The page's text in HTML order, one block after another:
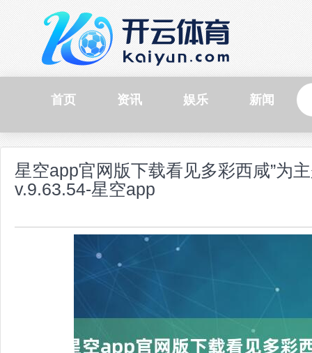
首页 资讯 娱乐 新闻
星空app官网版下载看见多彩西咸”为
v.9.63.54-星空app